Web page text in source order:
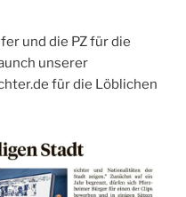
und die PZ für die
unserer
für die Löblichen